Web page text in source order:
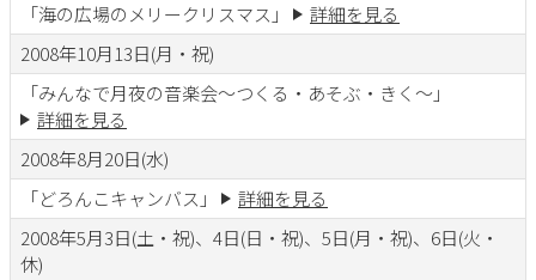
「海の広場のメリークリスマス」
詳細を見る
2008年10月13日(月・祝)
「みんなで月夜の音楽会～つくる・あそぶ・きく～」
詳細を見る
2008年8月20日(水)
「どろんこキャンバス」
詳細を見る
2008年5月3日(土・祝)、4日(日・祝)、5日(月・祝)、6日(火・
休)